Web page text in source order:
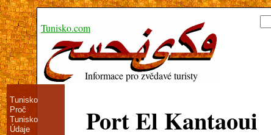
Port El Kantaoui
Tunisko.com
Tunisko
Proč
Tunisko
Údaje
Informace pro zvědavé turisty